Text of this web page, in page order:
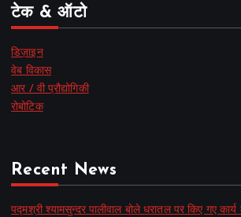
टेक & ऑटो
डिज़ाइन
वेब विकास
आर / वी प्रौद्योगिकी
रोबोटिक
Recent News
पद्मश्री श्यामसुन्दर पालीवाल बोले धरातल पर किए गए कार्य